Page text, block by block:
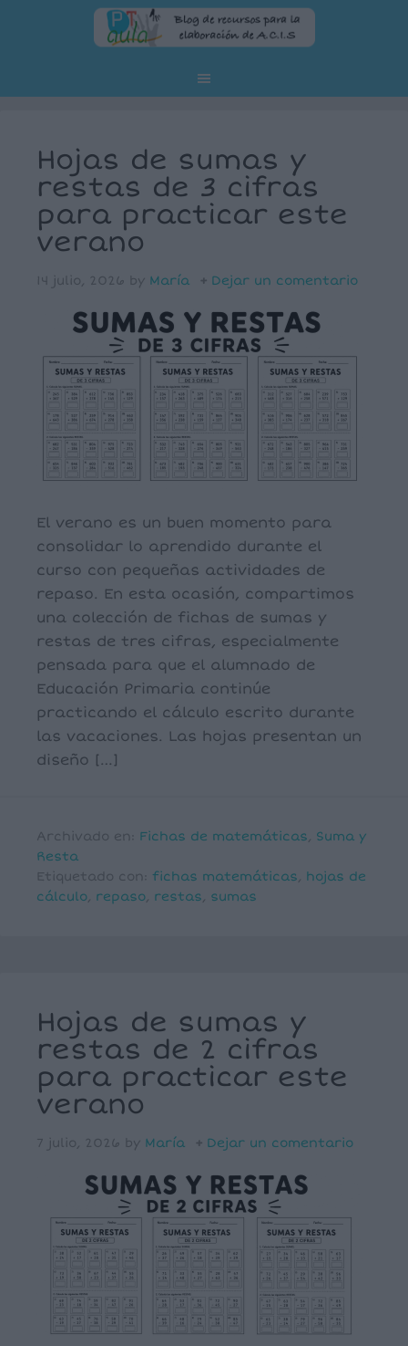
Hojas de sumas y
restas de 3 cifras
para practicar este
verano
14 julio, 2026 by María Dejar un comentario
El verano es un buen momento para
consolidar lo aprendido durante el
curso con pequeñas actividades de
repaso. En esta ocasión, compartimos
una colección de fichas de sumas y
restas de tres cifras, especialmente
pensada para que el alumnado de
Educación Primaria continúe
practicando el cálculo escrito durante
las vacaciones. Las hojas presentan un
diseño […]
Archivado en: Fichas de matemáticas, Suma y
Resta
Etiquetado con: fichas matemáticas, hojas de
cálculo, repaso, restas, sumas
Hojas de sumas y
restas de 2 cifras
para practicar este
verano
7 julio, 2026 by María Dejar un comentario